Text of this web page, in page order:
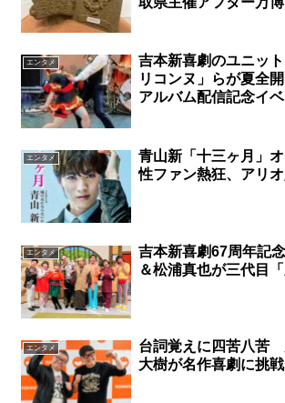
エンタメ
吉本新喜劇のユニッ
リコンヌ」らが夏全
アルバム配信記念イ
エンタメ
青山新「十三ヶ月」
性ファン熱狂、アリ
エンタメ
吉本新喜劇67周年記
＆松浦真也が三代目
エンタメ
台詞覚えに四苦八苦
大樹が名作喜劇に挑戦